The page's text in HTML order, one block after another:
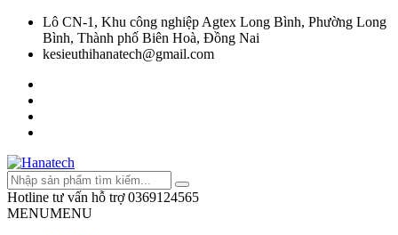
Lô CN-1, Khu công nghiệp Agtex Long Bình, Phường Long
Bình, Thành phố Biên Hoà, Đồng Nai
kesieuthihanatech@gmail.com
Hotline tư vấn hỗ trợ 0369124565
MENUMENU